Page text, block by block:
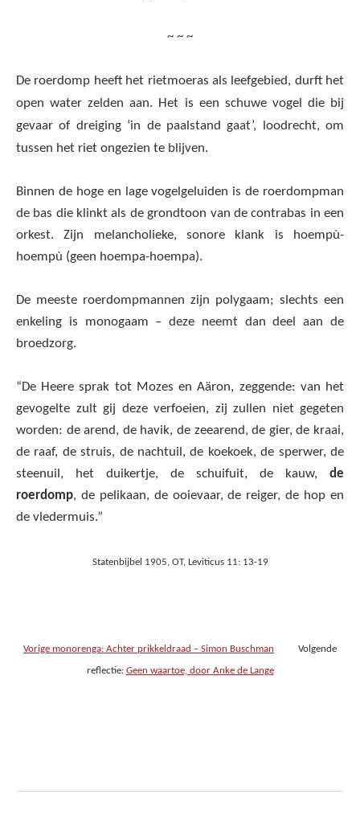
~ ~ ~
De roerdomp heeft het rietmoeras als leefgebied, durft het
open water zelden aan. Het is een schuwe vogel die bij
gevaar of dreiging ‘in de paalstand gaat’, loodrecht, om
tussen het riet ongezien te blijven.
Binnen de hoge en lage vogelgeluiden is de roerdompman
de bas die klinkt als de grondtoon van de contrabas in een
orkest. Zijn melancholieke, sonore klank is hoempù-
hoempù (geen hoempa-hoempa).
De meeste roerdompmannen zijn polygaam; slechts een
enkeling is monogaam – deze neemt dan deel aan de
broedzorg.
“De Heere sprak tot Mozes en Aäron, zeggende: van het
gevogelte zult gij deze verfoeien, zij zullen niet gegeten
worden: de arend, de havik, de zeearend, de gier, de kraai,
de raaf, de struis, de nachtuil, de koekoek, de sperwer, de
steenuil, het duikertje, de schuifuit, de kauw, de
roerdomp, de pelikaan, de ooievaar, de reiger, de hop en
de vledermuis.”
Statenbijbel 1905, OT, Leviticus 11: 13-19
Vorige monorenga: Achter prikkeldraad – Simon Buschman Volgende
reflectie: Geen waartoe, door Anke de Lange